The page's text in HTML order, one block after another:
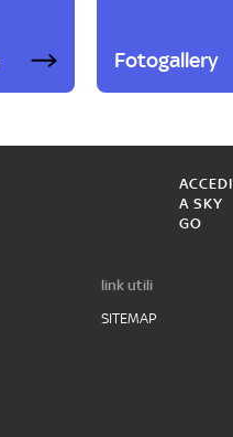
Fotogallery
ACCEDI
A SKY
GO
link utili
SITEMAP